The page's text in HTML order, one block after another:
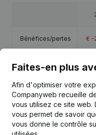
Bénéfices/pertes € -
Capitaux propres
Marge brute €
Faites-en plus
Afin d'optimiser votre
Companyweb recueille
vous utilisez ce site web.
vous permet de savoir
vous donne le contrôle